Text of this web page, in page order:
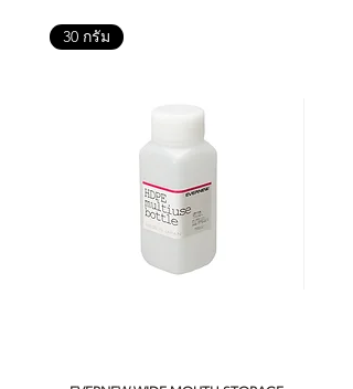
30 กรัม